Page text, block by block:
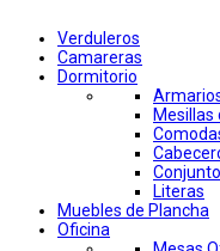
Verduleros
Camareras
Dormitorio
Mesillas
Literas
Muebles de Plancha
Oficina